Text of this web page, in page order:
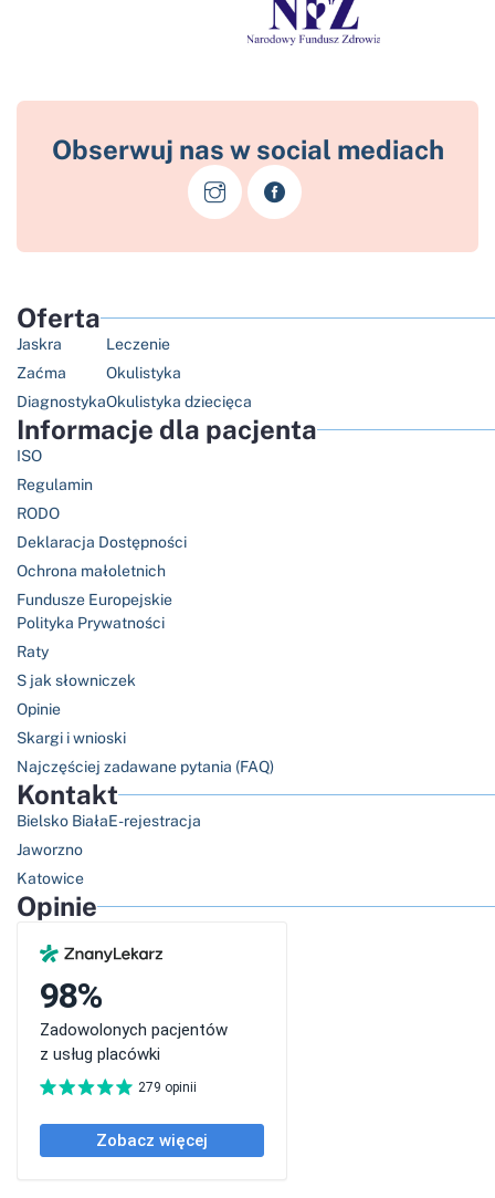
Obserwuj nas w social mediach
Oferta
Jaskra
Zaćma
Diagnostyka
Leczenie
Okulistyka
Okulistyka dziecięca
Informacje dla pacjenta
ISO
Regulamin
RODO
Deklaracja Dostępności
Ochrona małoletnich
Fundusze Europejskie
Polityka Prywatności
Raty
S jak słowniczek
Opinie
Skargi i wnioski
Najczęściej zadawane pytania (FAQ)
Kontakt
Bielsko Biała
Jaworzno
Katowice
E-rejestracja
Opinie